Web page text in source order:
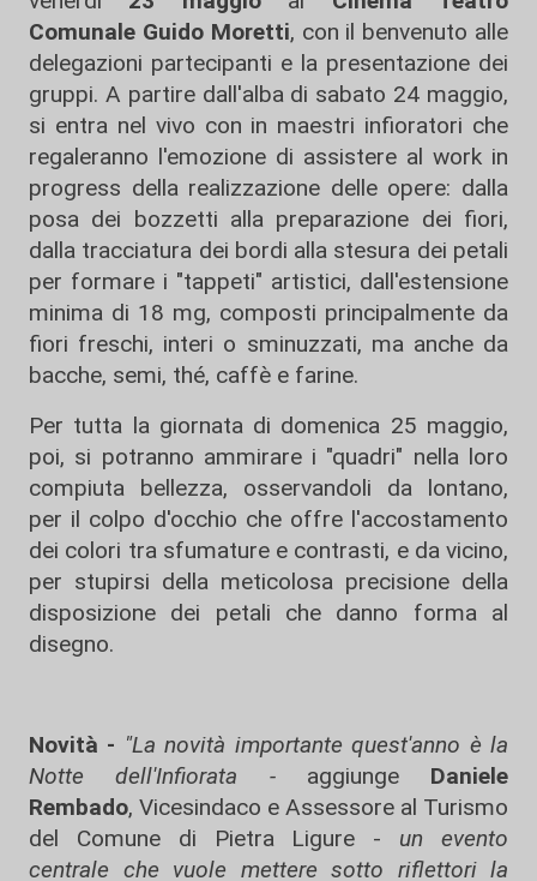
Comunale Guido Moretti, con il benvenuto alle
delegazioni partecipanti e la presentazione dei
gruppi. A partire dall'alba di sabato 24 maggio,
si entra nel vivo con in maestri infioratori che
regaleranno l'emozione di assistere al work in
progress della realizzazione delle opere: dalla
posa dei bozzetti alla preparazione dei fiori,
dalla tracciatura dei bordi alla stesura dei petali
per formare i "tappeti" artistici, dall'estensione
minima di 18 mg, composti principalmente da
fiori freschi, interi o sminuzzati, ma anche da
bacche, semi, thé, caffè e farine.
Per tutta la giornata di domenica 25 maggio,
poi, si potranno ammirare i "quadri" nella loro
compiuta bellezza, osservandoli da lontano,
per il colpo d'occhio che offre l'accostamento
dei colori tra sfumature e contrasti, e da vicino,
per stupirsi della meticolosa precisione della
disposizione dei petali che danno forma al
disegno.
Novità - "La novità importante quest'anno è la
Notte dell'Infiorata - aggiunge Daniele
Rembado, Vicesindaco e Assessore al Turismo
del Comune di Pietra Ligure - un evento
centrale che vuole mettere sotto riflettori la